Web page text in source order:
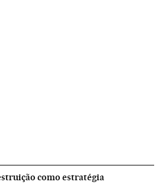
como estratégia